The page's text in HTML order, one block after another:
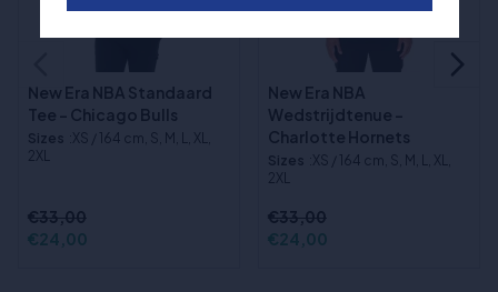
New Era NBA Standaard
Tee - Chicago Bulls
Sizes :XS / 164 cm, S, M, L, XL,
2XL
€33,00
€24,00
New Era NBA
Wedstrijdtenue -
Charlotte Hornets
Sizes :XS / 164 cm, S, M, L, XL,
2XL
€33,00
€24,00